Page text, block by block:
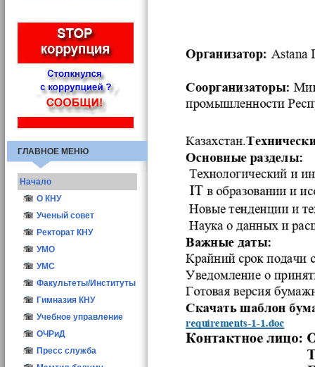
ГЛАВНОЕ МЕНЮ
Начало
О КНУ
Общие сведения
Структура
Атрибутика КНУ
Ректоры КНУ
Опросы
Конкурс ППС-2016
Ученый совет
Иш мерчеми
Состав УС
Заседания УС
Учёный секретарь
Материалы
Ректорат КНУ
УМО
УМС
Факультеты/Институты
Гимназия КНУ
Учебное управление
ОЧРиД
Пресс служба